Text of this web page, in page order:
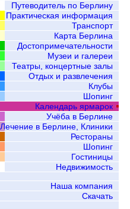
Путеводитель по Берлину
Практическая информация
Транспорт
Карта Берлина
Достопримечательности
Музеи и галереи
Театры, концертные залы
Отдых и развлечения
Клубы
Шопинг
Календарь ярмарок
Учёба в Берлине
Лечение в Берлине, Клиники
Рестораны
Шопинг
Гостиницы
Недвижимость
Наша компания
Скачать